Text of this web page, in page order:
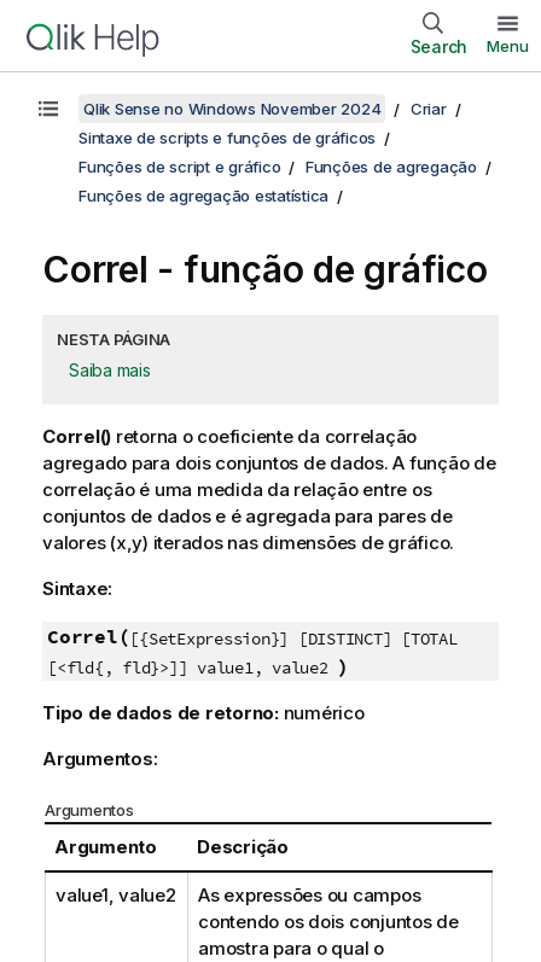
Search Menu
Qlik Sense no Windows November 2024
Criar
Sintaxe de scripts e funções de gráficos
Funções de script e gráfico
Funções de agregação
Funções de agregação estatística
Correl - função de gráfico
NESTA PÁGINA
Saiba mais
Correl() retorna o coeficiente da correlação
agregado para dois conjuntos de dados. A função de
correlação é uma medida da relação entre os
conjuntos de dados e é agregada para pares de
valores (x,y) iterados nas dimensões de gráfico.
Sintaxe:
Correl( [{SetExpression}] [DISTINCT] [TOTAL
[<fld{, fld}>]] value1, value2 )
Tipo de dados de retorno: numérico
Argumentos:
Argumentos
Argumento Descrição
value1, value2
As expressões ou campos
contendo os dois conjuntos de
amostra para o qual o